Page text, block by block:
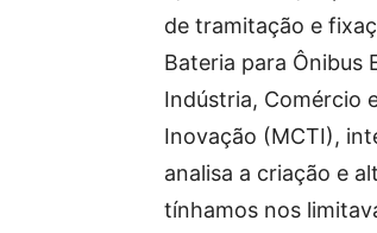
de tramitação e
Bateria para Ônibus
Indústria, Comércio
Inovação (MCTI),
analisa a criação e
tínhamos nos